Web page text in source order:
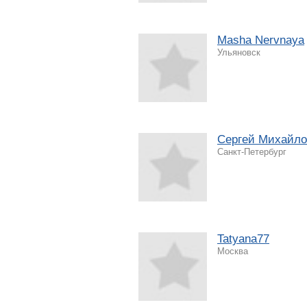
Masha Nervnaya
Ульяновск
Сергей
Санкт-Петербург
Tatyana77
Москва